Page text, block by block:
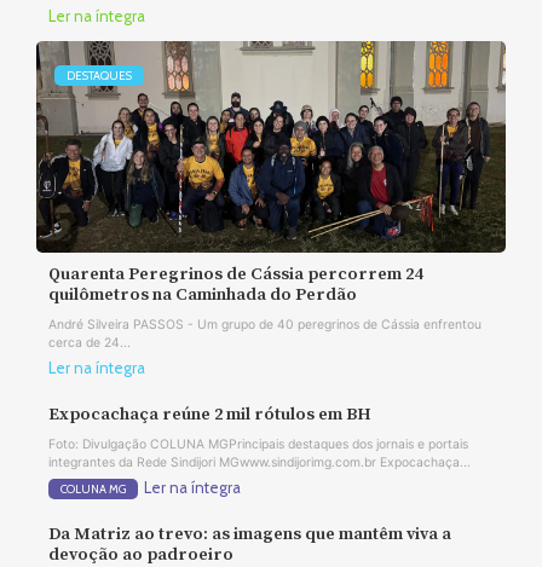
Ler na íntegra
DESTAQUES
Quarenta Peregrinos de Cássia percorrem 24
quilômetros na Caminhada do Perdão
André Silveira PASSOS - Um grupo de 40 peregrinos de Cássia enfrentou
cerca de 24...
Ler na íntegra
Expocachaça reúne 2 mil rótulos em BH
Foto: Divulgação COLUNA MGPrincipais destaques dos jornais e portais
integrantes da Rede Sindijori MGwww.sindijorimg.com.br Expocachaça...
COLUNA MG Ler na íntegra
Da Matriz ao trevo: as imagens que mantêm viva a
devoção ao padroeiro